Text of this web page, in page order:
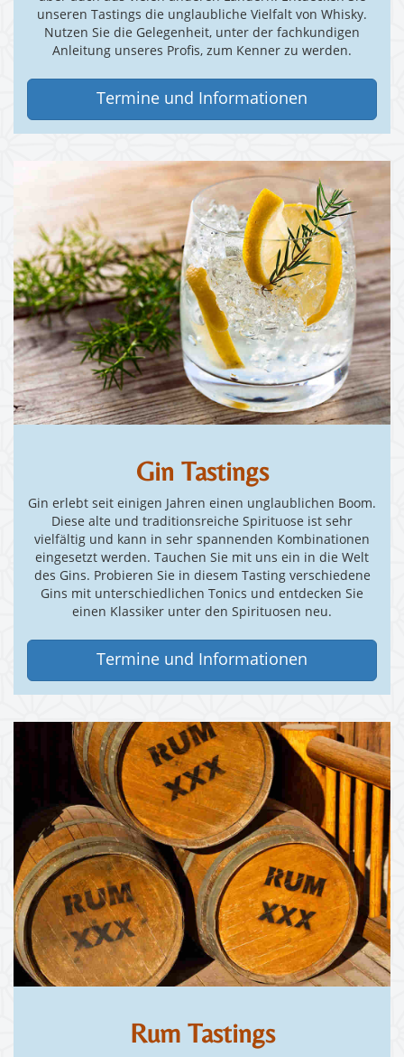
unseren Tastings die unglaubliche Vielfalt von Whisky.
Nutzen Sie die Gelegenheit, unter der fachkundigen
Anleitung unseres Profis, zum Kenner zu werden.
Termine und Informationen
Gin Tastings
Gin erlebt seit einigen Jahren einen unglaublichen Boom.
Diese alte und traditionsreiche Spirituose ist sehr
vielfältig und kann in sehr spannenden Kombinationen
eingesetzt werden. Tauchen Sie mit uns ein in die Welt
des Gins. Probieren Sie in diesem Tasting verschiedene
Gins mit unterschiedlichen Tonics und entdecken Sie
einen Klassiker unter den Spirituosen neu.
Termine und Informationen
Rum Tastings